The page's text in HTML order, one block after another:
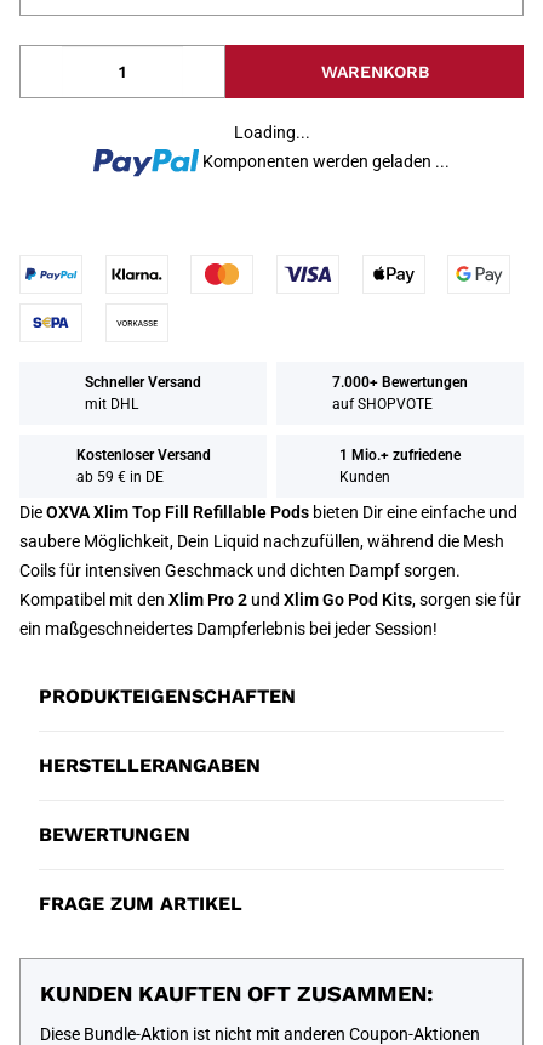
WARENKORB
Loading...
Komponenten werden geladen ...
Schneller Versand
mit DHL
7.000+ Bewertungen
auf SHOPVOTE
Kostenloser Versand
ab 59 € in DE
1 Mio.+ zufriedene
Kunden
DieOXVA Xlim Top Fill Refillable Pods bieten Dir eine einfache und
saubere Möglichkeit, Dein Liquid nachzufüllen, während die Mesh
Coils für intensiven Geschmack und dichten Dampf sorgen.
Kompatibel mit den Xlim Pro 2 und Xlim Go Pod Kits, sorgen sie für
ein maßgeschneidertes Dampferlebnis bei jeder Session!
PRODUKTEIGENSCHAFTEN
HERSTELLERANGABEN
BEWERTUNGEN
FRAGE ZUM ARTIKEL
KUNDEN KAUFTEN OFT ZUSAMMEN:
Diese Bundle-Aktion ist nicht mit anderen Coupon-Aktionen